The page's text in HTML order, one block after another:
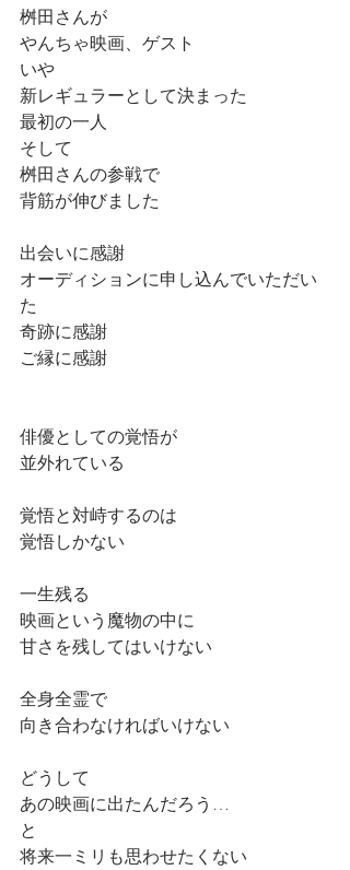
桝田さんが
やんちゃ映画、ゲスト
いや
新レギュラーとして決まった
最初の一人
そして
桝田さんの参戦で
背筋が伸びました
出会いに感謝
オーディションに申し込んでいただい
た
奇跡に感謝
ご縁に感謝
俳優としての覚悟が
並外れている
覚悟と対峙するのは
覚悟しかない
一生残る
映画という魔物の中に
甘さを残してはいけない
全身全霊で
向き合わなければいけない
どうして
あの映画に出たんだろう…
と
将来一ミリも思わせたくない